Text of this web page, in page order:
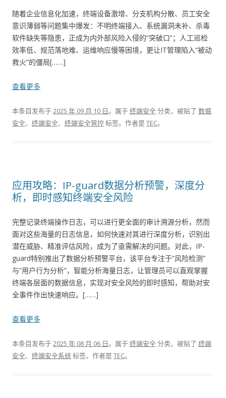
随着企业信息化加速，终端设备激增、分支机构分散、员工安全
意识薄弱等问题集中爆发：不明终端接入、系统漏洞未补、杀毒
软件缺失等隐患，正成为内外部风险入侵的“突破口”；人工巡检
效率低、规范落地难、运维响应慢等困境，更让IT管理陷入“被动
救火”的僵局[……]
查看更多
本条目发布于2025 年 09 月 10 日。属于终端安全分类，被贴了 数据
安全、 终端安全、 终端安全管控标签。 作者是TEC。
应用攻略：IP-guard数据分析预警，深度分
析，即时感知终端安全风险
完整记录终端操作日志，可以进行更全面的审计溯源分析，然而
面对这些海量的日志信息，如何快速对其进行深度分析，识别出
潜在威胁、精准评估风险，成为了亟需解决的问题。对此，IP-
guard特别推出了数据分析预警平台，该平台专注于”风险检测”
与”用户行为分析”，智能分析海量日志，让管理员可以直观掌握
终端各层面的数据信息，实现对安全风险的即时感知，帮助对安
全事件作出快速响应。[……]
查看更多
本条目发布于2025 年 08 月 06 日。属于终端安全分类，被贴了 终端
安全、 终端安全系统标签。 作者是TEC。